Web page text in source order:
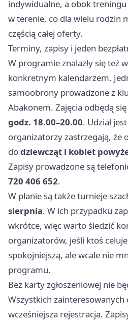
indywidualne, a obok
w terenie, co dla wielu rodzin
częścią całej oferty.
Terminy, zapisy i jeden
W programie znalazły się też
konkretnym kalendarzem.
samoobrony prowadzone z
Abakonem. Zajęcia odbędą się
godz. 18.00–20.00. Udział
organizatorzy zastrzegają, że
dodziewcząt i kobiet
Zapisy prowadzone są
720 406 652.
W planie są także turnieje
sierpnia. W ich przypadku
wkrótce, więc warto śledzić
organizatorów, jeśli ktoś celuje
spokojniejszą, ale wcale nie
programu.
Bez karty zgłoszeniowej nie
Wszystkich zainteresowanych
wcześniejsza rejestracja.